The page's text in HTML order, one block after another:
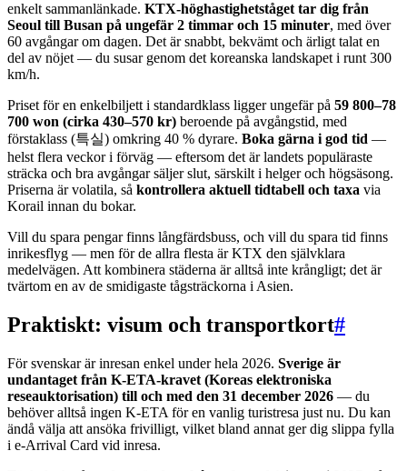
enkelt sammanlänkade. KTX-höghastighetståget tar dig från
Seoul till Busan på ungefär 2 timmar och 15 minuter, med över
60 avgångar om dagen. Det är snabbt, bekvämt och ärligt talat en
del av nöjet — du susar genom det koreanska landskapet i runt 300
km/h.
Priset för en enkelbiljett i standardklass ligger ungefär på 59 800–78
700 won (cirka 430–570 kr) beroende på avgångstid, med
förstaklass (특실) omkring 40 % dyrare. Boka gärna i god tid —
helst flera veckor i förväg — eftersom det är landets populäraste
sträcka och bra avgångar säljer slut, särskilt i helger och högsäsong.
Priserna är volatila, så kontrollera aktuell tidtabell och taxa via
Korail innan du bokar.
Vill du spara pengar finns långfärdsbuss, och vill du spara tid finns
inrikesflyg — men för de allra flesta är KTX den självklara
medelvägen. Att kombinera städerna är alltså inte krångligt; det är
tvärtom en av de smidigaste tågsträckorna i Asien.
Praktiskt: visum och transportkort#
För svenskar är inresan enkel under hela 2026. Sverige är
undantaget från K-ETA-kravet (Koreas elektroniska
reseauktorisation) till och med den 31 december 2026 — du
behöver alltså ingen K-ETA för en vanlig turistresa just nu. Du kan
ändå välja att ansöka frivilligt, vilket bland annat ger dig slippa fylla
i e-Arrival Card vid inresa.